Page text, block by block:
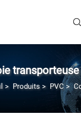
> Produits> PVC>